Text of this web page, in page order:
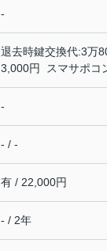
-
退去時鍵交換代:3万
3,000円 スマサポコ
-
- / -
有 / 22,000円
- / 2年